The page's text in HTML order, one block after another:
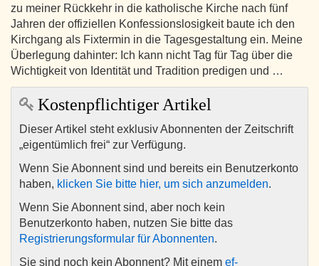
zu meiner Rückkehr in die katholische Kirche nach fünf
Jahren der offiziellen Konfessionslosigkeit baute ich den
Kirchgang als Fixtermin in die Tagesgestaltung ein. Meine
Überlegung dahinter: Ich kann nicht Tag für Tag über die
Wichtigkeit von Identität und Tradition predigen und …
Kostenpflichtiger Artikel
Dieser Artikel steht exklusiv Abonnenten der Zeitschrift
„eigentümlich frei“ zur Verfügung.
Wenn Sie Abonnent sind und bereits ein Benutzerkonto
haben, klicken Sie bitte hier, um sich anzumelden.
Wenn Sie Abonnent sind, aber noch kein
Benutzerkonto haben, nutzen Sie bitte das
Registrierungsformular für Abonnenten.
Sie sind noch kein Abonnent? Mit einem ef-